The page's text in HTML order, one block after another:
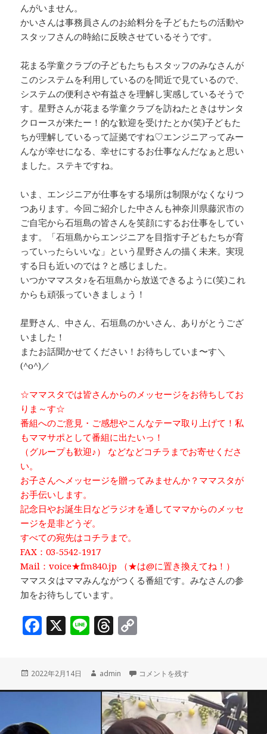
んがいません。
かいさんは事務員さんのお給料分を子どもたちの活動や
スタッフさんの時給に反映させているそうです。
花まる学童クラブの子どもたちもスタッフのみなさんが
このシステムを利用しているのを間近で見ているので、
システムの便利さや有益さを理解し実感しているそうで
す。星野さんが花まる学童クラブを訪ねたときはサンタ
クロースが来たー！的な歓迎を受けたとか(笑)子どもた
ちが理解しているって証拠ですね♡エンジニアってみー
んなが幸せになる、幸せにするお仕事なんだなぁと思い
ました。ステキですね。
いま、エンジニアが仕事をする場所は制限がなくなりつ
つあります。今回ご紹介した中さんも神奈川県藤沢市の
ご自宅から石垣島の皆さんを笑顔にするお仕事をしてい
ます。「石垣島からエンジニアを目指す子どもたちが育
っていったらいいな」という星野さんの描く未来。実現
する日も近いのでは？と感じました。
いつかママスタ♪を石垣島から放送できるように(笑)これ
からも頑張っていきましょう！
星野さん、中さん、石垣島のかいさん、ありがとうござ
いました！
またお話聞かせてください！お待ちしていま〜す＼
(^o^)／
☆ママスタでは皆さんからのメッセージをお待ちしてお
りま～す☆
番組へのご意見・ご感想やこんなテーマ取り上げて！私
もママサポとして番組に出たいっ！
（グループも歓迎♪） などなどコチラまでお寄せくださ
い。
お子さんへメッセージを贈ってみませんか？ママスタが
お手伝いします。
記念日やお誕生日などラジオを通してママからのメッセ
ージを是非どうぞ。
すべての宛先はコチラまで。
FAX：03-5542-1917
Mail：voice★fm840.jp （★は@に置き換えてね！）
ママスタはママみんながつくる番組です。みなさんの参
加をお待ちしています。
F
c
e
o
X Li
e
T
r
e
a
d
y
Li
n
投
日:
2022年2月14日
作
者
admin 「デジタルでもっと子育て：学童保育
コメントを残す